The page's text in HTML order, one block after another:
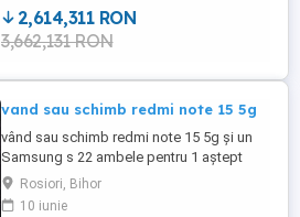
oferă venit stabil și sigur pe termen ...
2,614,311 RON
3,662,131 RON
vand sau schimb redmi note 15 5g
vând sau schimb redmi note 15 5g și un
Samsung s 22 ambele pentru 1 aștept
ofertele
Rosiori, Bihor
10 iunie